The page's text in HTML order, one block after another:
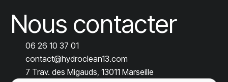
Nous contacter
06 26 10 37 01
contact@hydroclean13.com
7 Trav. des Migauds, 13011 Marseille